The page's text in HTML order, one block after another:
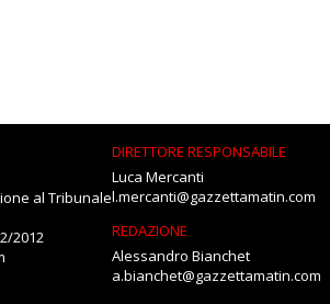
al Tribunale
2012
DIRETTORE RESPONSABILE
Luca Mercanti
l.mercanti@gazzettamatin.com
REDAZIONE
Alessandro Bianchet
a.bianchet@gazzettamatin.com